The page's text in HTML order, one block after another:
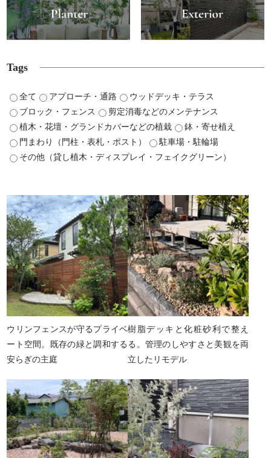
Tags
全て アプローチ・通路
ウッドデッキ・テラス
ブロック・フェンス
剪定消毒などのメンテナンス
植木・花壇・グランドカバーなどの植栽
鉢・寄せ植え
門まわり（門柱・表札・ポスト）
駐車場・駐輪場
その他（貸し植木・ディスプレイ・フェイクグリーン）
ウリンフェンスが守るプライベ
ート空間。既存の緑と調和する
安らぎの主庭
樹脂デッキと化粧砂利で整え
る。管理のしやすさと美観を両
立したリモデル